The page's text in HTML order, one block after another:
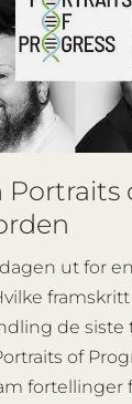
ut for
de siste
of
fortellinger